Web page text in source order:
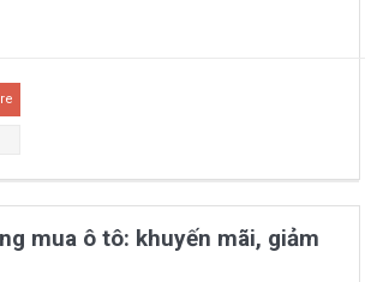
mua ô tô: khuyến mãi, giảm